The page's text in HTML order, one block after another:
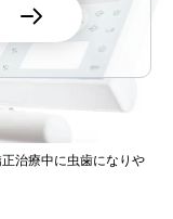
治療中に虫歯になりや